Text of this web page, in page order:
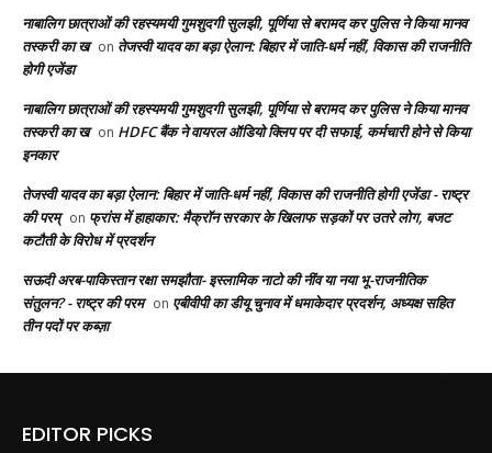
नाबालिग छात्राओं की रहस्यमयी गुमशुदगी सुलझी, पूर्णिया से बरामद कर पुलिस ने किया मानव
तस्करी का ख on तेजस्वी यादव का बड़ा ऐलान: बिहार में जाति-धर्म नहीं, विकास की राजनीति
होगी एजेंडा
नाबालिग छात्राओं की रहस्यमयी गुमशुदगी सुलझी, पूर्णिया से बरामद कर पुलिस ने किया मानव
तस्करी का ख on HDFC बैंक ने वायरल ऑडियो क्लिप पर दी सफाई, कर्मचारी होने से किया
इनकार
तेजस्वी यादव का बड़ा ऐलान: बिहार में जाति-धर्म नहीं, विकास की राजनीति होगी एजेंडा - राष्ट्र
की परम् on फ्रांस में हाहाकार: मैक्रॉन सरकार के खिलाफ सड़कों पर उतरे लोग, बजट
कटौती के विरोध में प्रदर्शन
सऊदी अरब-पाकिस्तान रक्षा समझौता- इस्लामिक नाटो की नींव या नया भू-राजनीतिक
संतुलन? - राष्ट्र की परम on एबीवीपी का डीयू चुनाव में धमाकेदार प्रदर्शन, अध्यक्ष सहित
तीन पदों पर कब्ज़ा
EDITOR PICKS